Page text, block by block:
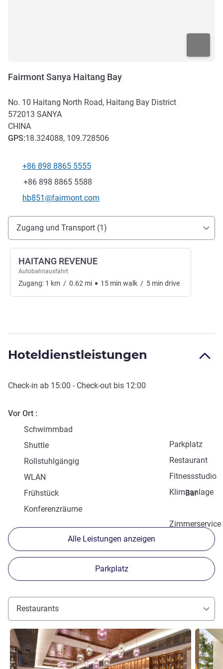
Fairmont Sanya Haitang Bay
No. 10 Haitang North Road, Haitang Bay District
572013 SANYA
CHINA
GPS:18.324088, 109.728506
+86 898 8865 5555
Fax
+86 898 8865 5588
Kontakt-E-Mail
hb851@fairmont.com
Erreichbarkeit und Anbindung
Zugang und Transport (1)
HAITANG REVENUE
Autobahnausfahrt
Zugang: 1 km / 0.62 mi 15 min walk / 5 min drive
Hoteldienstleistungen
Check-in ab 15:00 - Check-out bis 12:00
Vor Ort
Schwimmbad
Parkplatz
Shuttle
Restaurant
Rollstuhlgängig
Fitnessstudio
WLAN
Klimaanlage
Frühstück
Bar
Konferenzräume
Zimmerservice
Alle Leistungen anzeigen
Parkplatz
Restaurants
Details ansehen Details